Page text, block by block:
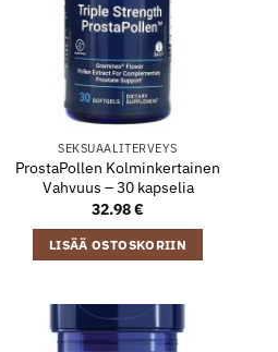
SEKSUAALITERVEYS
ProstaPollen Kolminkertainen
Vahvuus – 30 kapselia
32.98€
LISÄÄ OSTOSKORIIN